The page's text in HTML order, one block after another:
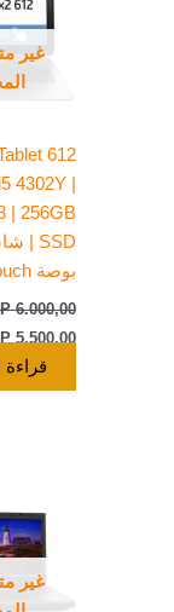
غير
612
4302Y |
| 256GB
بوصة Touch
6.000,00
5.500,00
قراءة
غير